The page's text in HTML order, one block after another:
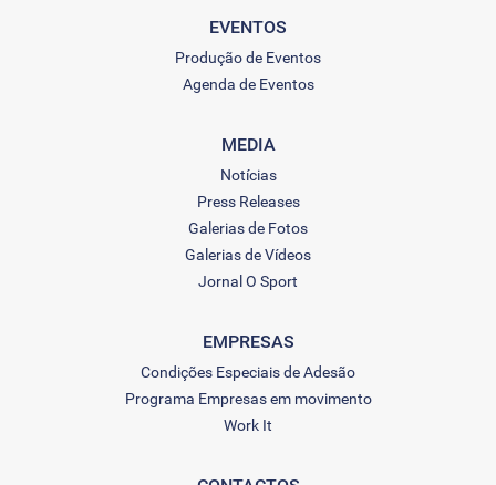
EVENTOS
Produção de Eventos
Agenda de Eventos
MEDIA
Notícias
Press Releases
Galerias de Fotos
Galerias de Vídeos
Jornal O Sport
EMPRESAS
Condições Especiais de Adesão
Programa Empresas em movimento
Work It